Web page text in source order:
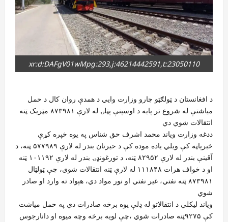
xr:d:DAFgV01wMpg:293,j:46214442591,t:23050110
د افغانستان د ټولګټو چارو وزارت وایي د همدې روان کال د حمل
میاشتې له شروع تر پایه د اوسپنې پټلۍ له لارې ۸۷۳۹۸۱ مټریک ټنه
انتقالات شوي دي
ددغه وزارت ویاند محمد اشرف حق شناس په یوه خپره کړې
خبرپاڼه کې ویلي یاده موده کې د حیرتان بندر له لارې ۵۷۷۹۸۹ ټنه، د
آقینې بندر له لارې ۸۲۹۵۲ ټنه، د تورغونډۍ بندر له لارې ۱۰۱۱۹۲ ټنه
او د خواف هرات ۱۱۱۸۴۸ له لارې ټنه انتقالات شوي، چې ټولټال
۸۷۳۹۸۱ ټنه نفتي، غیر نفتي او نور مواد دي، هېواد ته وارد او صادر
شوي
ویاند لیکلي د انتقالاتو له ډلې یوه برخه صادرات دي په حمل مياشت
کې ۹۲۷۵ټنه صادرات شوي ،چې لویه برخه وچه میوه او دانارجوس